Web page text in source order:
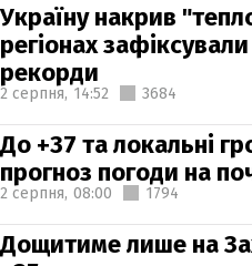
Україну накрив
регіонах
рекорди
2 серпня, 14:52 3684
До +37 та локальні
прогноз погоди на
2 серпня, 08:00 1794
Дощитиме лише на